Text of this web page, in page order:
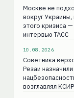
Москве не
вокруг
этого кризиса
интервью ТАСС
10.08.2026
Советника
Резаи
возглавлял